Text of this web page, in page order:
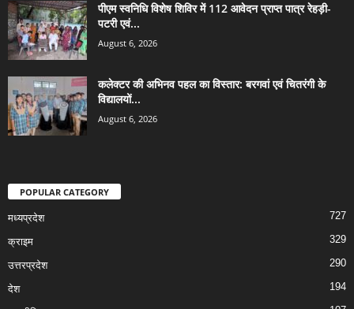
पीएम स्वनिधि विशेष शिविर में 112 आवेदन प्राप्त पात्र रेहड़ी-
पटरी एवं...
August 6, 2026
कलेक्टर की अभिनव पहल का विस्तार: बरगवां एवं चितरंगी के
विद्यालयों...
August 6, 2026
POPULAR CATEGORY
मध्यप्रदेश 727
क्राइम 329
उत्तरप्रदेश 290
देश 194